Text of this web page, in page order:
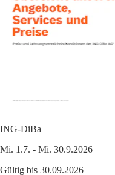
ING-DiBa
Mi. 1.7. - Mi. 30.9.2026
Gültig bis 30.09.2026